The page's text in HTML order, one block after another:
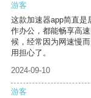
游客
这款加速器app简直是
作办公，都能畅享高
候，经常因为网速慢
用担心了。
2024-09-10
游客